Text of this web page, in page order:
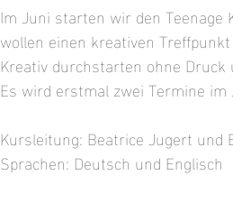
Im Juni starten wir den Teenage
wollen einen kreativen
Kreativ durchstarten ohne
Es wird erstmal zwei Termine
Kursleitung: Beatrice Jugert und
Sprachen: Deutsch und Englisch